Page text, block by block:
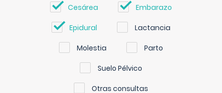
Cesárea Embarazo
Epidural Lactancia
Molestia Parto
Suelo Pélvico
Otras consultas